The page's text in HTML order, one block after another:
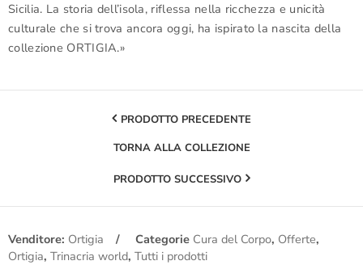
Sicilia. La storia dell’isola, riflessa nella ricchezza e unicità
culturale che si trova ancora oggi, ha ispirato la nascita della
collezione ORTIGIA.»
PRODOTTO PRECEDENTE
TORNA ALLA COLLEZIONE
PRODOTTO SUCCESSIVO
Venditore: Ortigia Categorie Cura del Corpo, Offerte,
Ortigia, Trinacria world, Tutti i prodotti